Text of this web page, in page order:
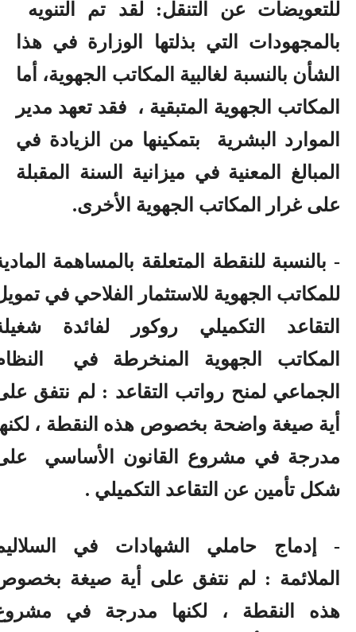
للتعويضات عن التنقل: لقد تم التنويه
بالمجهودات التي بذلتها الوزارة في هذا
الشأن بالنسبة لغالبية المكاتب الجهوية، أما
المكاتب الجهوية المتبقية ،
فقد تعهد مدير
الموارد البشرية
بتمكينها من الزيادة في
المبالغ المعنية في ميزانية السنة المقبلة
على غرار المكاتب الجهوية الأخرى.
- بالنسبة للنقطة المتعلقة بالمساهمة المادية
للمكاتب الجهوية للاستثمار الفلاحي في تمويل
التقاعد التكميلي روكور لفائدة شغيلة
المكاتب الجهوية المنخرطة في
النظام
الجماعي لمنح رواتب التقاعد : لم نتفق على
أية صيغة واضحة بخصوص هذه النقطة ، لكنها
مدرجة في مشروع القانون الأساسي
على
شكل تأمين عن التقاعد التكميلي .
- إدماج حاملي الشهادات في السلاليم
الملائمة : لم نتفق على أية صيغة بخصوص
هذه النقطة ، لكنها مدرجة في مشروع